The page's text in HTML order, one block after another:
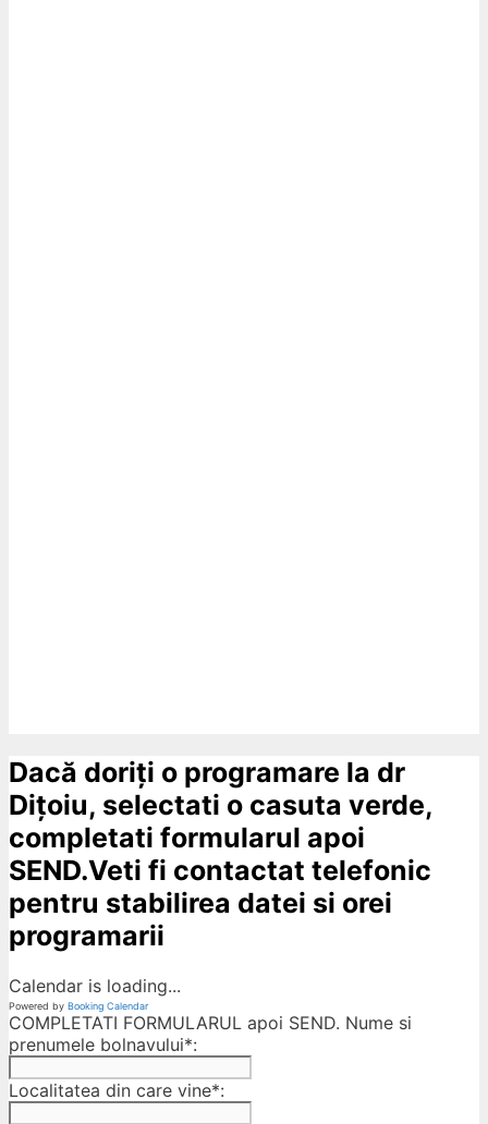
Dacă doriți o programare la dr
Dițoiu, selectati o casuta verde,
completati formularul apoi
SEND.Veti fi contactat telefonic
pentru stabilirea datei si orei
programarii
Calendar is loading...
Powered by Booking Calendar
COMPLETATI FORMULARUL apoi SEND. Nume si
prenumele bolnavului*:
Localitatea din care vine*: